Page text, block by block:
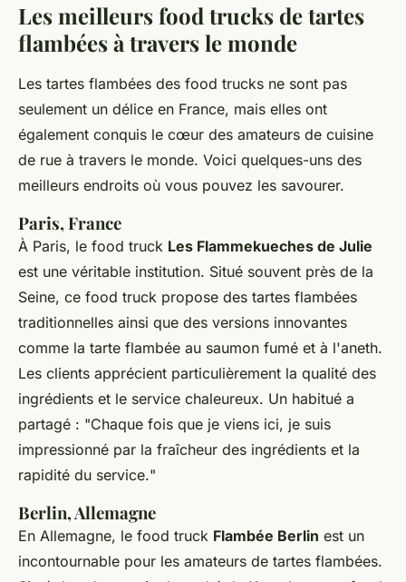
Les meilleurs food trucks de tartes
flambées à travers le monde
Les tartes flambées des food trucks ne sont pas
seulement un délice en France, mais elles ont
également conquis le cœur des amateurs de cuisine
de rue à travers le monde. Voici quelques-uns des
meilleurs endroits où vous pouvez les savourer.
Paris, France
À Paris, le food truck Les Flammekueches de Julie
est une véritable institution. Situé souvent près de la
Seine, ce food truck propose des tartes flambées
traditionnelles ainsi que des versions innovantes
comme la tarte flambée au saumon fumé et à l'aneth.
Les clients apprécient particulièrement la qualité des
ingrédients et le service chaleureux. Un habitué a
partagé : "Chaque fois que je viens ici, je suis
impressionné par la fraîcheur des ingrédients et la
rapidité du service."
Berlin, Allemagne
En Allemagne, le food truck Flambée Berlin est un
incontournable pour les amateurs de tartes flambées.